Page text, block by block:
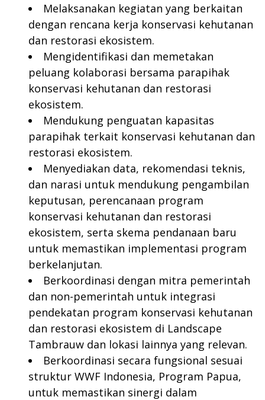
Melaksanakan kegiatan yang berkaitan
dengan rencana kerja konservasi kehutanan
dan restorasi ekosistem.
Mengidentifikasi dan memetakan
peluang kolaborasi bersama parapihak
konservasi kehutanan dan restorasi
ekosistem.
Mendukung penguatan kapasitas
parapihak terkait konservasi kehutanan dan
restorasi ekosistem.
Menyediakan data, rekomendasi teknis,
dan narasi untuk mendukung pengambilan
keputusan, perencanaan program
konservasi kehutanan dan restorasi
ekosistem, serta skema pendanaan baru
untuk memastikan implementasi program
berkelanjutan.
Berkoordinasi dengan mitra pemerintah
dan non-pemerintah untuk integrasi
pendekatan program konservasi kehutanan
dan restorasi ekosistem di Landscape
Tambrauw dan lokasi lainnya yang relevan.
Berkoordinasi secara fungsional sesuai
struktur WWF Indonesia, Program Papua,
untuk memastikan sinergi dalam